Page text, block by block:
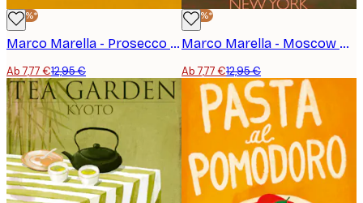
-40%*
Marco Marella - Prosecco Cin Cin Poster
Ab 7,77 €12,95 €
-40%*
Marco Marella - Moscow Mule Poster
Ab 7,77 €12,95 €